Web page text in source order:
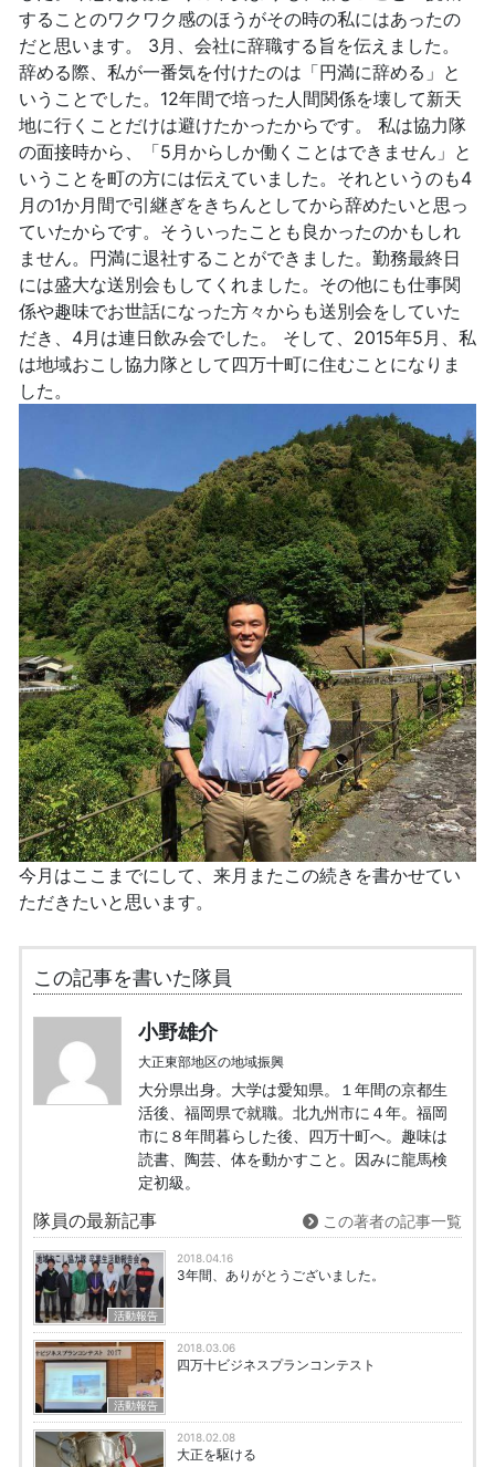
することのワクワク感のほうがその時の私にはあったの
だと思います。 3月、会社に辞職する旨を伝えました。
辞める際、私が一番気を付けたのは「円満に辞める」と
いうことでした。12年間で培った人間関係を壊して新天
地に行くことだけは避けたかったからです。 私は協力隊
の面接時から、「5月からしか働くことはできません」と
いうことを町の方には伝えていました。それというのも4
月の1か月間で引継ぎをきちんとしてから辞めたいと思っ
ていたからです。そういったことも良かったのかもしれ
ません。円満に退社することができました。勤務最終日
には盛大な送別会もしてくれました。その他にも仕事関
係や趣味でお世話になった方々からも送別会をしていた
だき、4月は連日飲み会でした。 そして、2015年5月、私
は地域おこし協力隊として四万十町に住むことになりま
した。
今月はここまでにして、来月またこの続きを書かせてい
ただきたいと思います。
この記事を書いた隊員
小野雄介
大正東部地区の地域振興
大分県出身。大学は愛知県。１年間の京都生
活後、福岡県で就職。北九州市に４年。福岡
市に８年間暮らした後、四万十町へ。趣味は
読書、陶芸、体を動かすこと。因みに龍馬検
定初級。
隊員の最新記事 この著者の記事一覧
活動報告
2018.04.16
3年間、ありがとうございました。
活動報告
2018.03.06
四万十ビジネスプランコンテスト
2018.02.08
大正を駆ける